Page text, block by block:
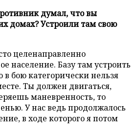
думал, что вы
домах? Устроили там свою
целенаправленно
население. Базу там устроить
в бою категорически нельзя
Ты должен двигаться,
маневренность, то
У нас ведь продолжалось
в ходе которого я потом